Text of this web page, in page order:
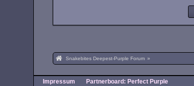
Snakebites Deepest-Purple Forum »
Impressum Partnerboard: Perfect Purple